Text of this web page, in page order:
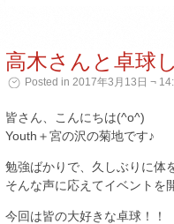
高木さんと卓球
Posted in 2017年3月13日 ¬
皆さん、こんにちは(^o^)
Youth＋宮の沢の菊地です♪
勉強ばかりで、久しぶりに体
そんな声に応えてイベントを
今回は皆の大好きな卓球！！